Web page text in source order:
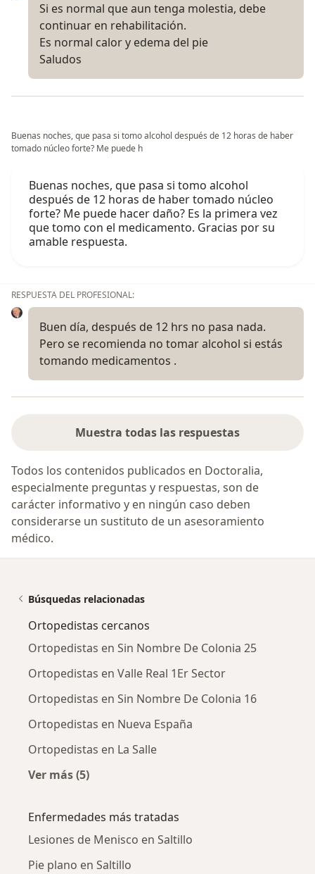
Si es normal que aun tenga molestia, debe
continuar en rehabilitación.
Es normal calor y edema del pie
Saludos
Buenas noches, que pasa si tomo alcohol después de 12 horas de haber
tomado núcleo forte? Me puede h
Buenas noches, que pasa si tomo alcohol
después de 12 horas de haber tomado núcleo
forte? Me puede hacer daño? Es la primera vez
que tomo con el medicamento. Gracias por su
amable respuesta.
RESPUESTA DEL PROFESIONAL:
Buen día, después de 12 hrs no pasa nada.
Pero se recomienda no tomar alcohol si estás
tomando medicamentos .
Muestra todas las respuestas
Todos los contenidos publicados en Doctoralia,
especialmente preguntas y respuestas, son de
carácter informativo y en ningún caso deben
considerarse un sustituto de un asesoramiento
médico.
Búsquedas relacionadas
Ortopedistas cercanos
Ortopedistas en Sin Nombre De Colonia 25
Ortopedistas en Valle Real 1Er Sector
Ortopedistas en Sin Nombre De Colonia 16
Ortopedistas en Nueva España
Ortopedistas en La Salle
Ver más (5)
Enfermedades más tratadas
Lesiones de Menisco en Saltillo
Pie plano en Saltillo